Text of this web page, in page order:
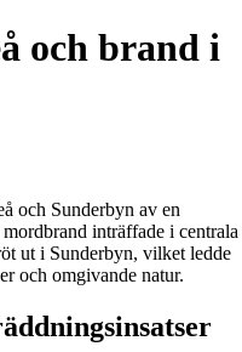
och brand i
och Sunderbyn av en
inträffade i centrala
ut i Sunderbyn, vilket ledde
och omgivande natur.